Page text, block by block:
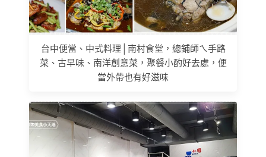
台中便當、中式料理│南村食堂，總鋪師ㄟ手路
菜、古早味、南洋創意菜，聚餐小酌好去處，便
當外帶也有好滋味